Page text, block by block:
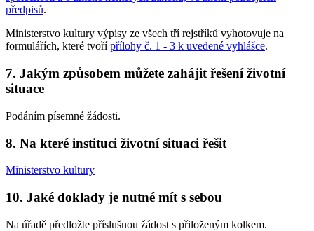
předpisů.
Ministerstvo kultury výpisy ze všech tří rejstříků vyhotovuje na
formulářích, které tvořípřílohy č. 1 - 3 k uvedené vyhlášce.
7. Jakým způsobem můžete zahájit řešení životní
situace
Podáním písemné žádosti.
8. Na které instituci životní situaci řešit
Ministerstvo kultury
10. Jaké doklady je nutné mít s sebou
Na úřadě předložte příslušnou žádost s přiloženým kolkem.